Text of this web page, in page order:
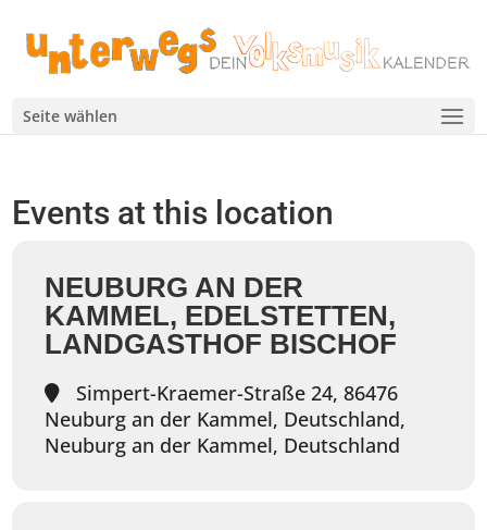
Seite wählen
Events at this location
NEUBURG AN DER
KAMMEL, EDELSTETTEN,
LANDGASTHOF BISCHOF
Simpert-Kraemer-Straße 24, 86476
Neuburg an der Kammel, Deutschland,
Neuburg an der Kammel, Deutschland